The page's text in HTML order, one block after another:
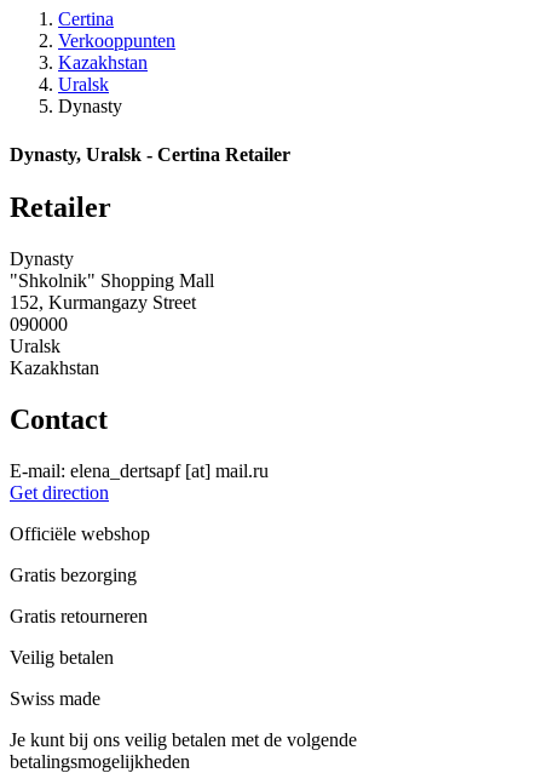
Certina
Verkooppunten
Kazakhstan
Uralsk
Dynasty
Dynasty, Uralsk - Certina Retailer
Retailer
Dynasty
"Shkolnik" Shopping Mall
152, Kurmangazy Street
090000
Uralsk
Kazakhstan
Contact
E-mail: elena_dertsapf[at] mail.ru
Get direction
Officiële webshop
Gratis bezorging
Gratis retourneren
Veilig betalen
Swiss made
Je kunt bij ons veilig betalen met de volgende
betalingsmogelijkheden